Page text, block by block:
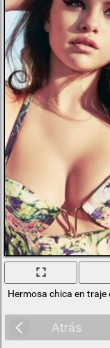
Hermosa chica en traje
Atrás